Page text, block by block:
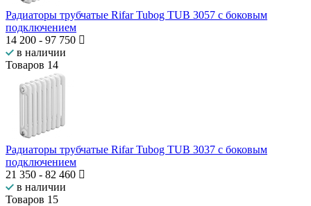
Радиаторы трубчатые Rifar Tubog TUB 3057 с боковым
подключением
14 200 - 97 750
в наличии
Товаров 14
Радиаторы трубчатые Rifar Tubog TUB 3037 с боковым
подключением
21 350 - 82 460
в наличии
Товаров 15